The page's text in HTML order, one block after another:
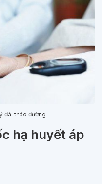
đái tháo đường
hạ huyết áp